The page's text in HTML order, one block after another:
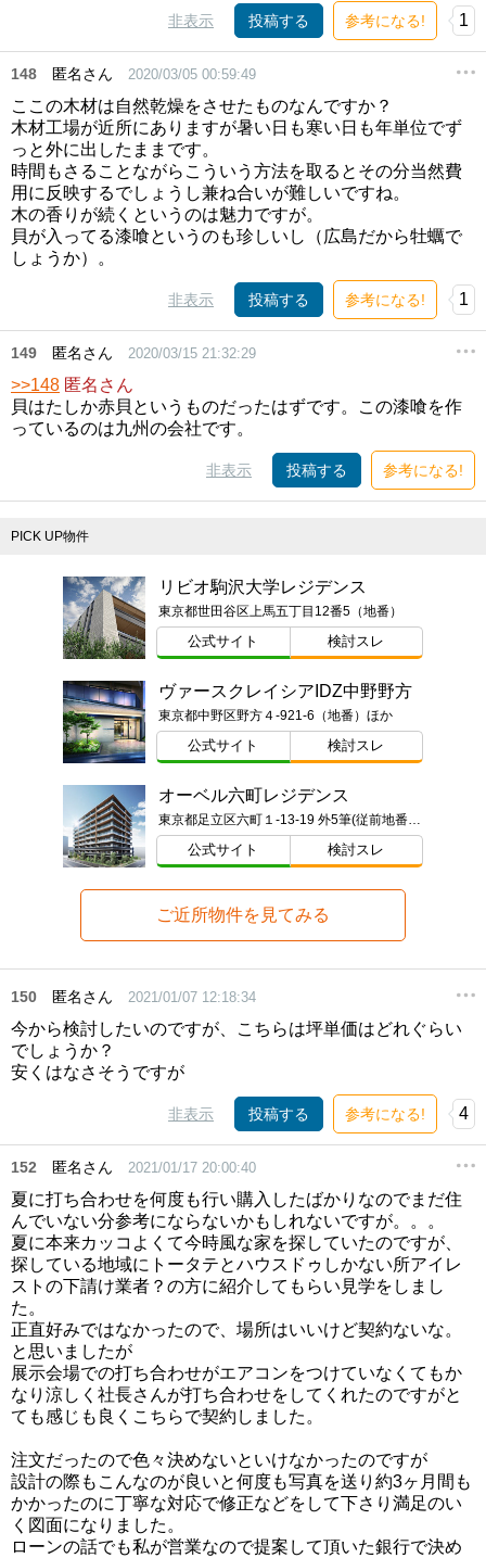
非表示 投稿する 参考になる! 1
148 匿名さん 2020/03/05 00:59:49
ここの木材は自然乾燥をさせたものなんですか？
木材工場が近所にありますが暑い日も寒い日も年単位でず
っと外に出したままです。
時間もさることながらこういう方法を取るとその分当然費
用に反映するでしょうし兼ね合いが難しいですね。
木の香りが続くというのは魅力ですが。
貝が入ってる漆喰というのも珍しいし（広島だから牡蠣で
しょうか）。
非表示 投稿する 参考になる! 1
149 匿名さん 2020/03/15 21:32:29
>>148 匿名さん
貝はたしか赤貝というものだったはずです。この漆喰を作
っているのは九州の会社です。
非表示 投稿する 参考になる!
PICK UP物件
リビオ駒沢大学レジデンス
東京都世田谷区上馬五丁目12番5（地番）
公式サイト 検討スレ
ヴァースクレイシアIDZ中野野方
東京都中野区野方４-921-6（地番）ほか
公式サイト 検討スレ
オーベル六町レジデンス
東京都足立区六町１-13-19 外5筆(従前地番)ほか
公式サイト 検討スレ
ご近所物件を見てみる
150 匿名さん 2021/01/07 12:18:34
今から検討したいのですが、こちらは坪単価はどれぐらい
でしょうか？
安くはなさそうですが
非表示 投稿する 参考になる! 4
152 匿名さん 2021/01/17 20:00:40
夏に打ち合わせを何度も行い購入したばかりなのでまだ住
んでいない分参考にならないかもしれないですが。。。
夏に本来カッコよくて今時風な家を探していたのですが、
探している地域にトータテとハウスドゥしかない所アイレ
ストの下請け業者？の方に紹介してもらい見学をしまし
た。
正直好みではなかったので、場所はいいけど契約ないな。
と思いましたが
展示会場での打ち合わせがエアコンをつけていなくてもか
なり涼しく社長さんが打ち合わせをしてくれたのですがと
ても感じも良くこちらで契約しました。
注文だったので色々決めないといけなかったのですが
設計の際もこんなのが良いと何度も写真を送り約3ヶ月間も
かかったのに丁寧な対応で修正などをして下さり満足のい
く図面になりました。
ローンの話でも私が営業なので提案して頂いた銀行で決め